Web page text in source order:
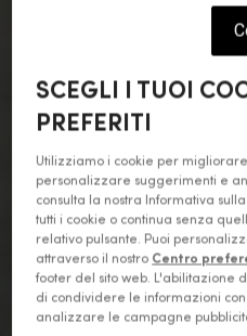
SCEGLI I TUOI
PREFERITI
Utilizziamo i cookie per
personalizzare suggerimenti e
consulta la nostra Informativa sulla
tutti i cookie o continua senza
relativo pulsante. Puoi
attraverso il nostro Centro
footer del sito web. L'abilitazione
di condividere le informazioni
analizzare le campagne